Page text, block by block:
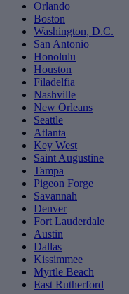
Orlando
Boston
Washington, D.C.
San Antonio
Honolulu
Houston
Filadelfia
Nashville
New Orleans
Seattle
Atlanta
Key West
Saint Augustine
Tampa
Pigeon Forge
Savannah
Denver
Fort Lauderdale
Austin
Dallas
Kissimmee
Myrtle Beach
East Rutherford